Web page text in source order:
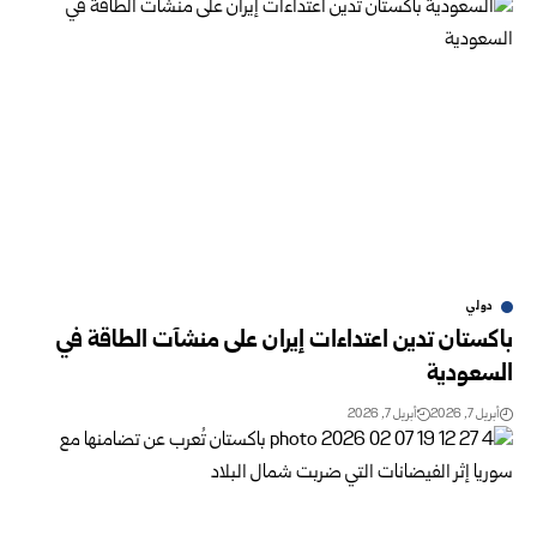
دولي
باكستان تدين اعتداءات إيران على منشآت الطاقة في
السعودية
أبريل 7, 2026 أبريل 7, 2026